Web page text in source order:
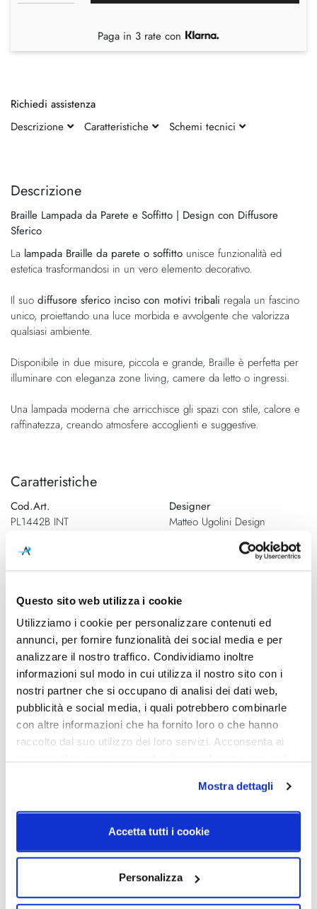
Questo sito web utilizza i cookie
Utilizziamo i cookie per personalizzare contenuti ed
annunci, per fornire funzionalità dei social media e per
analizzare il nostro traffico. Condividiamo inoltre
informazioni sul modo in cui utilizza il nostro sito con i
nostri partner che si occupano di analisi dei dati web,
pubblicità e social media, i quali potrebbero combinarle
con altre informazioni che ha fornito loro o che hanno
raccolto dal suo utilizzo dei loro servizi. Acconsenta ai
Mostra dettagli
Accetta tutti i cookie
Personalizza
fine
galleria
di
immagini
della
di
immagini
Descrizione
Braille Lampada da Parete e Soffitto | Design con Diffusore
Sferico
La lampada Braille da parete o soffitto unisce funzionalità ed
estetica trasformandosi in un vero elemento decorativo.
Il suo diffusore sferico inciso con motivi tribali regala un fascino
unico, proiettando una luce morbida e avvolgente che valorizza
qualsiasi ambiente.
Disponibile in due misure, piccola e grande, Braille è perfetta per
illuminare con eleganza zone living, camere da letto o ingressi.
Una lampada moderna che arricchisce gli spazi con stile, calore e
raffinatezza, creando atmosfere accoglienti e suggestive.
Caratteristiche
Cod.Art.
PL1442B INT
Designer
Matteo Ugolini Design
Dimensioni
Ø 400mm - H. 380mm
Sorgente luminosa
Lampadina Led
Potenza e attacco
Lampadina
Diffusore
Vetro satinato
Classe energetica
A++
IP
20
Schemi tecnici
Paga in 3 rate con
Richiedi assistenza
Descrizione
Caratteristiche Schemi tecnici